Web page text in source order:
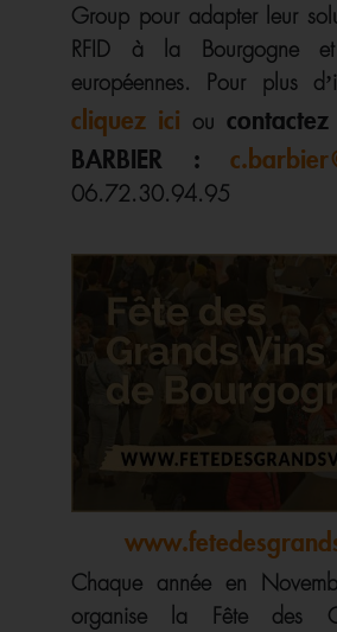
Group pour adapter leur
RFID à la Bourgogne
européennes. Pour plus
cliquez ici ou
BARBIER :
06.72.30.94.95
Chaque année en
organise la Fête des